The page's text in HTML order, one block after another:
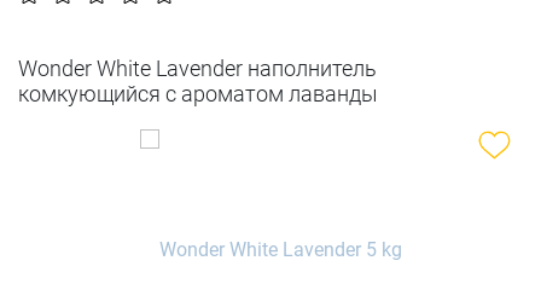
Wonder White Lavender наполнитель
комкующийся c ароматом лаванды